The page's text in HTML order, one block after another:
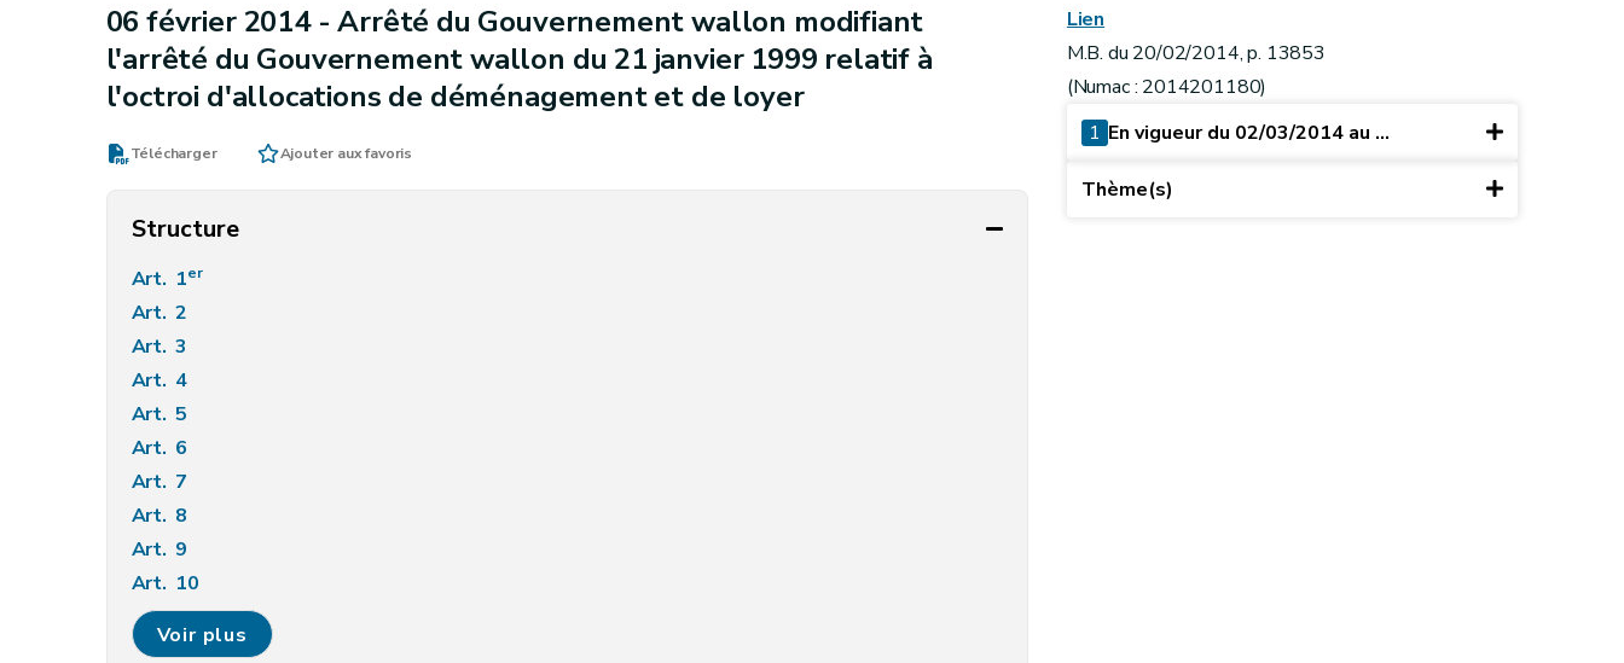
06 février 2014 -Arrêté du Gouvernement wallon modifiant
l'arrêté du Gouvernement wallon du 21 janvier 1999 relatif à
l'octroi d'allocations de déménagement et de loyer
Télécharger Ajouter aux favoris
Structure
Art. 1er
Art. 2
Art. 3
Art. 4
Art. 5
Art. 6
Art. 7
Art. 8
Art. 9
Art. 10
Art. 11
Art. 12
Voir plus
Lien
M.B. du 20/02/2014, p. 13853
(Numac : 2014201180)
1 En vigueur du 02/03/2014 au ...
Thème(s)